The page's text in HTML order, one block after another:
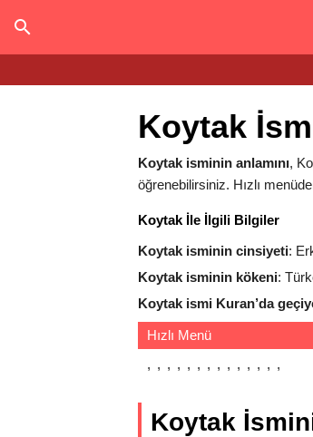
Koytak
Koytak isminin anlamını,
öğrenebilirsiniz. Hızlı
Koytak İle İlgili Bilgiler
Koytak isminin cinsiyeti:
Koytak isminin kökeni:
Koytak ismi Kuran’da
Hızlı Menü
Koytak